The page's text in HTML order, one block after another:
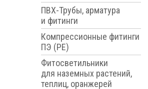
ПВХ-Трубы, арматура
и фитинги
Компрессионные фитинги
ПЭ (PE)
Фитосветильники
для наземных растений,
теплиц, оранжерей